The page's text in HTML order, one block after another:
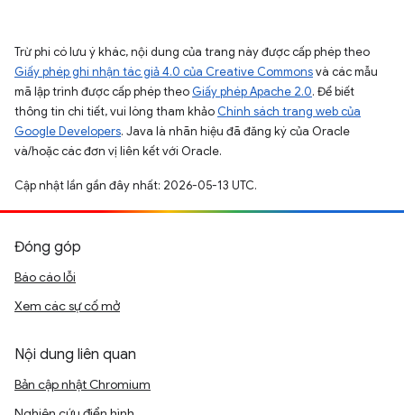
Trừ phi có lưu ý khác, nội dung của trang này được cấp phép theo
Giấy phép ghi nhận tác giả 4.0 của Creative Commonsvà các mẫu
mã lập trình được cấp phép theo Giấy phép Apache 2.0. Để biết
thông tin chi tiết, vui lòng tham khảo Chính sách trang web của
Google Developers. Java là nhãn hiệu đã đăng ký của Oracle
và/hoặc các đơn vị liên kết với Oracle.
Cập nhật lần gần đây nhất: 2026-05-13 UTC.
Đóng góp
Báo cáo lỗi
Xem các sự cố mở
Nội dung liên quan
Bản cập nhật Chromium